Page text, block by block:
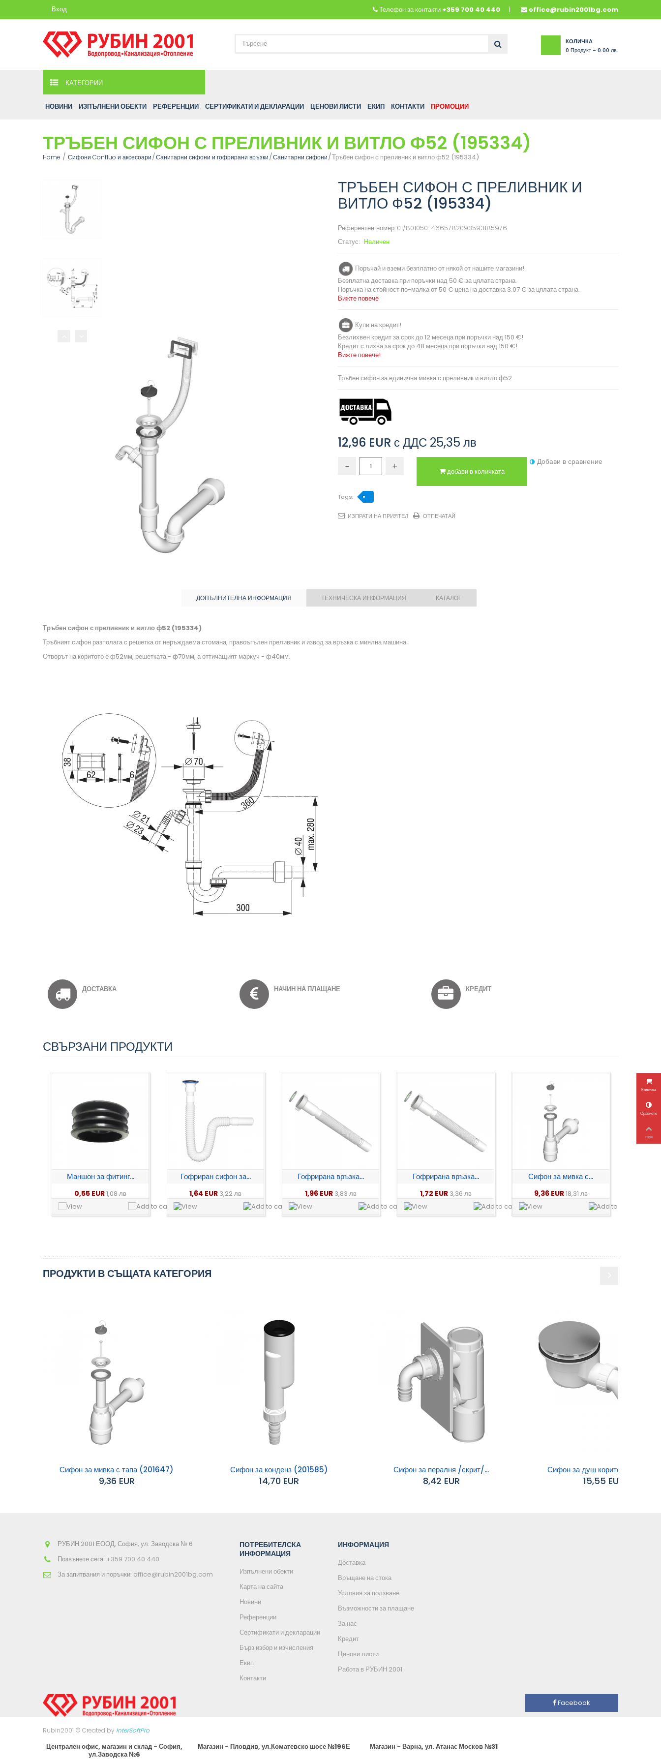
Телефон за контакти +359 700 40 440 office@rubin2001bg.com
Вход
КОЛИЧКА
0 Продукт - 0.00 лв.
КАТЕГОРИИ
НОВИНИ ИЗПЪЛНЕНИ ОБЕКТИ РЕФЕРЕНЦИИ СЕРТИФИКАТИ И ДЕКЛАРАЦИИ ЦЕНОВИ ЛИСТИ ЕКИП КОНТАКТИ ПРОМОЦИИ
ТРЪБЕН СИФОН С ПРЕЛИВНИК И ВИТЛО Ф52 (195334)
Home Сифони Confluo и аксесоари Санитарни сифони и гофрирани връзки Санитарни сифони Тръбен сифон с преливник и витло ф52 (195334)
ТРЪБЕН СИФОН С ПРЕЛИВНИК И
ВИТЛО Ф52 (195334)
Референтен номер: 01/801050-4665782093593185976
Статус: Наличен
Поръчай и вземи безплатно от някой от нашите магазини!
Безплатна доставка при поръчки над 50 € за цялата страна.
Поръчка на стойност по-малка от 50 € цена на доставка 3.07 € за цялата страна.
Вижте повече
Купи на кредит!
Безлихвен кредит за срок до 12 месеца при поръчки над 150 €!
Кредит с лихва за срок до 48 месеца при поръчки над 150 €!
Вижте повече!
Тръбен сифон за единична мивка с преливник и витло ф52
12,96 EUR с ДДС 25,35 лв
добави в количката
Добави в сравнение
Tags:
ИЗПРАТИ НА ПРИЯТЕЛ ОТПЕЧАТАЙ
ДОПЪЛНИТЕЛНА ИНФОРМАЦИЯ ТЕХНИЧЕСКА ИНФОРМАЦИЯ КАТАЛОГ
Тръбен сифон с преливник и витло ф52 (195334)
Тръбният сифон разполага с решетка от неръждаема стомана, правоъгълен преливник и извод за връзка с миялна машина.
Отворът на коритото е ф52мм, решетката - ф70мм, а оттичащият маркуч - ф40мм.
ДОСТАВКА НАЧИН НА ПЛАЩАНЕ КРЕДИТ
СВЪРЗАНИ ПРОДУКТИ
Маншон за фитинг...
0,55 EUR1,08 лв
Гофриран сифон за...
1,64 EUR 3,22 лв
Гофрирана връзка...
1,96 EUR 3,83 лв
Гофрирана връзка...
1,72 EUR 3,36 лв
Сифон за мивка с...
9,36 EUR18,31 лв
ПРОДУКТИ В СЪЩАТА КАТЕГОРИЯ
Сифон за мивка с тапа (201647)
9,36 EUR
Сифон за конденз (201585)
14,70 EUR
Сифон за пералня /скрит/...
8,42 EUR
Сифон за душ корито (605926)
15,55 EUR
РУБИН 2001 ЕООД, София, ул. Заводска № 6
Позвънете сега: +359 700 40 440
За запитвания и поръчки: office@rubin2001bg.com
ПОТРЕБИТЕЛСКА
ИНФОРМАЦИЯ
Изпълнени обекти
Карта на сайта
Новини
Референции
Сертификати и декларации
Бърз избор и изчисления
Екип
Контакти
ИНФОРМАЦИЯ
Доставка
Връщане на стока
Условия за ползване
Възможности за плащане
За нас
Кредит
Ценови листи
Работа в РУБИН 2001
Facebook
Rubin2001 © Created by InterSoftPro
Централен офис, магазин и склад - София,
ул.Заводска №6
Магазин - Пловдив, ул.Коматевско шосе №196Е Магазин - Варна, ул. Атанас Москов №31
Количка
Сравнете
горе